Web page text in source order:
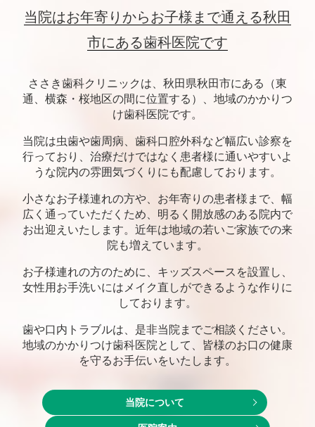
当院はお年寄りからお子様まで通える秋田
市にある歯科医院です
ささき歯科クリニックは、秋田県秋田市にある（東
通、横森・桜地区の間に位置する）、地域のかかりつ
け歯科医院です。
当院は虫歯や歯周病、歯科口腔外科など幅広い診察を
行っており、 治療だけではなく患者様に通いやすいよ
うな院内の雰囲気づくりにも配慮しております。
小さなお子様連れの方や、お年寄りの患者様まで、幅
広く通っていただくため、 明るく開放感のある院内で
お出迎えいたします。近年は地域の若いご家族での来
院も増えています。
お子様連れの方のために、キッズスペースを設置し、
女性用お手洗いにはメイク直しができるような作りに
しております。
歯や口内トラブルは、是非当院までご相談ください。
地域のかかりつけ歯科医院として、皆様のお口の健康
を守るお手伝いをいたします。
当院について